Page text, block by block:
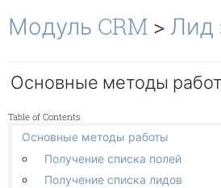
Свои условия
Участники задач
Канбан
Гант
Связи и зависимости
Другие
Показывать код
Модуль CRM >Лид
Основные методы
Table of Contents
Основные методы работы
Получение списка полей
Получение списка лидов